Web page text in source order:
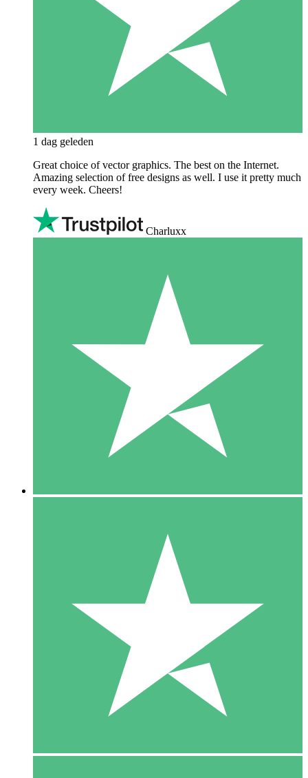
1 dag geleden
Great choice of vector graphics. The best on the Internet.
Amazing selection of free designs as well. I use it pretty much
every week. Cheers!
Charluxx